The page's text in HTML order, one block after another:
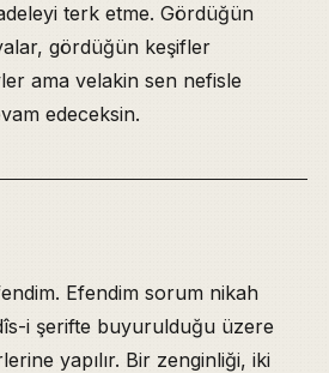
terk etme. Gördüğün
gördüğün keşifler
ama velakin sen nefisle
edeceksin.
Efendim sorum nikah
i şerifte buyurulduğu üzere
yapılır. Bir zenginliği, iki